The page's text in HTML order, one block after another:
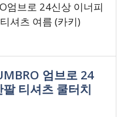
엄브로 24신상 이너피
셔츠 여름 (카키)
엄브로 24
티셔츠 쿨터치